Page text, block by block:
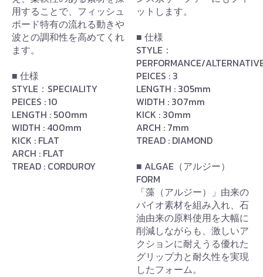
用することで、フィッシュ
ボード特有の流れる動きや
波との調和性を高めてくれ
ます。
■ 仕様
STYLE：SPECIALITY
PEICES : 10
LENGTH : 500mm
WIDTH : 400mm
KICK : FLAT
ARCH : FLAT
TREAD : CORDUROY
ットします。
■ 仕様
STYLE：
PERFORMANCE/
PEICES : 3
LENGTH : 305mm
WIDTH : 307mm
KICK : 30mm
ARCH : 7mm
TREAD : DIAMOND
■ ALGAE（アルジー）
FORM
「藻（アルジー）」由来の
バイオ素材を組み入れ、石
油由来の原料使用を大幅に
削減しながらも、激しいア
クションに耐えうる優れた
グリップ力と耐久性を実現
したフォーム。